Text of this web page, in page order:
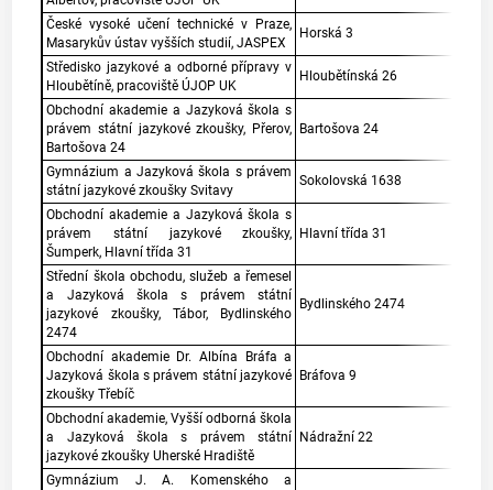
České vysoké učení technické v Praze,
Masarykův ústav vyšších studií, JASPEX
Horská 3
Středisko jazykové a odborné přípravy v
Hloubětíně, pracoviště ÚJOP UK
Hloubětínská 26
Obchodní akademie a Jazyková škola s
právem státní jazykové zkoušky, Přerov,
Bartošova 24
Bartošova 24
Gymnázium a Jazyková škola s právem
státní jazykové zkoušky Svitavy
Sokolovská 1638
Obchodní akademie a Jazyková škola s
právem státní jazykové zkoušky,
Šumperk, Hlavní třída 31
Hlavní třída 31
Střední škola obchodu, služeb a řemesel
a Jazyková škola s právem státní
jazykové zkoušky, Tábor, Bydlinského
2474
Bydlinského 2474
Obchodní akademie Dr. Albína Bráfa a
Jazyková škola s právem státní jazykové
zkoušky Třebíč
Bráfova 9
Obchodní akademie, Vyšší odborná škola
a Jazyková škola s právem státní
jazykové zkoušky Uherské Hradiště
Nádražní 22
Gymnázium J. A. Komenského a